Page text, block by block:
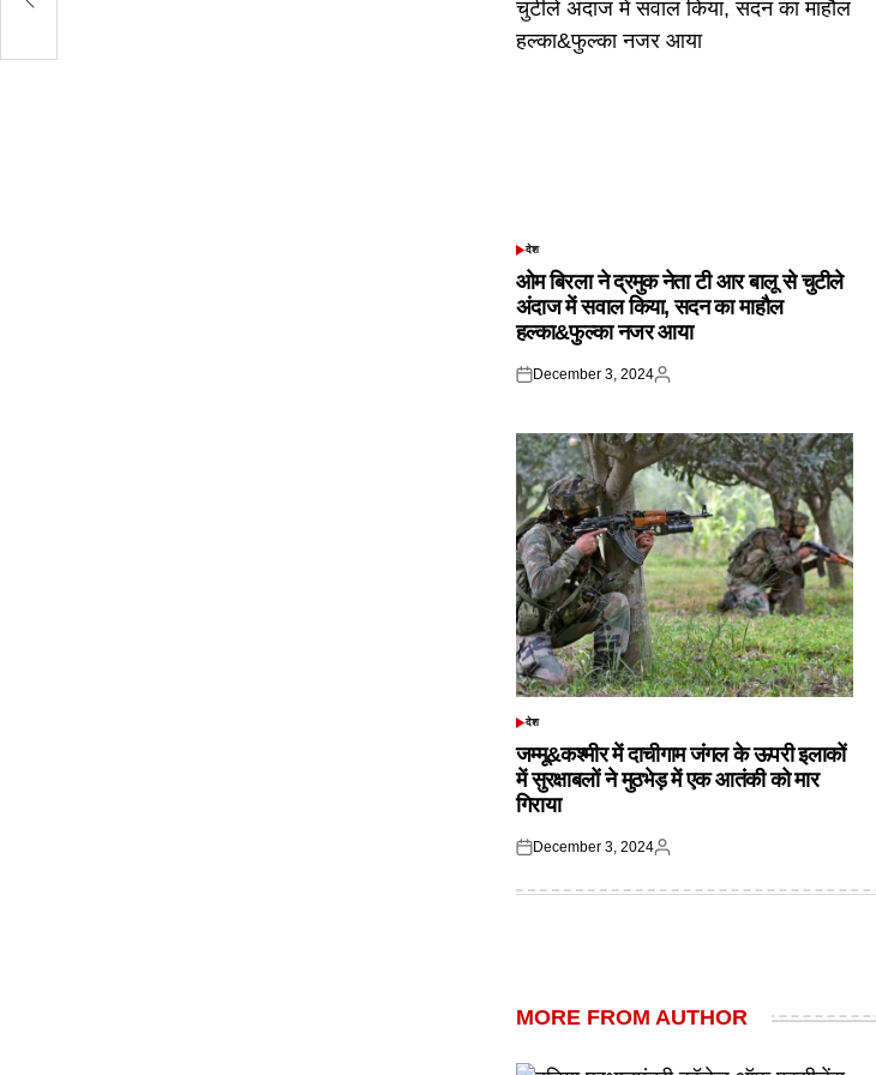
POSTED
देश
ओम बिरला ने द्रमुक नेता टी आर बालू से चुटीले
अंदाज में सवाल किया, सदन का माहौल
हल्का&फुल्का नजर आया
Posted
December 3, 2024
Posted
POSTED
देश
जम्मू&कश्मीर में दाचीगाम जंगल के ऊपरी इलाकों
में सुरक्षाबलों ने मुठभेड़ में एक आतंकी को मार
गिराया
Posted
December 3, 2024
Posted
MORE FROM AUTHOR